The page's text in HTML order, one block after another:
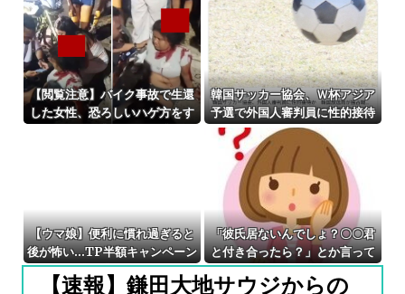
ｗ
【閲覧注意】バイク事故で生還
した女性、恐ろしいハゲ方をす
韓国サッカー協会、Ｗ杯アジア
予選で外国人審判員に性的接待
か…韓国放送局が独占報道
【ウマ娘】便利に慣れ過ぎると
後が怖い…TP半額キャンペーン
が待ち遠しいわね
「彼氏居ないんでしょ？〇〇君
と付き合ったら？」とか言って
くるウザい人なんなの？しかも
すごく楽しそうに言ってきて...
【速報】鎌田大地サウジからの